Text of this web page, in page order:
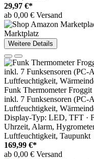
29,97 €*
ab 0,00 € Versand
Marktplatz
Weitere Details
Funk Thermometer
inkl. 7 Funksensoren (PC-
Luftfeuchtigkeit,
Display-Typ: LED, TFT ·
Uhrzeit, Alarm,
Luftfeuchtigkeit, Taupunkt
169,99 €*
ab 0,00 € Versand